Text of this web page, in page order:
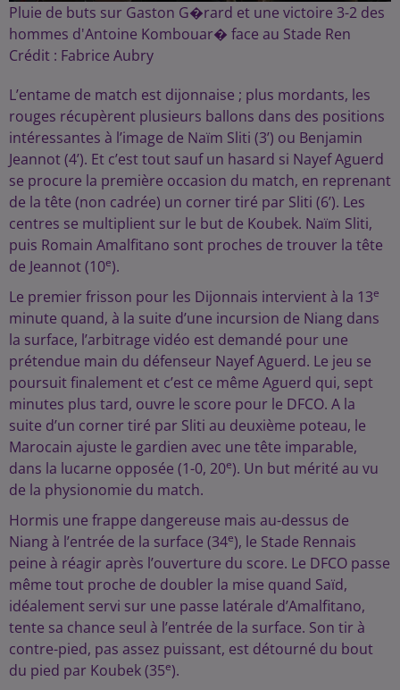
Pluie de buts sur Gaston G�rard et une victoire 3-2 des
hommes d'Antoine Kombouar� face au Stade Ren
Crédit : Fabrice Aubry
L’entame de match est dijonnaise ; plus mordants, les
rouges récupèrent plusieurs ballons dans des positions
intéressantes à l’image de Naïm Sliti (3’) ou Benjamin
Jeannot (4’). Et c’est tout sauf un hasard si Nayef Aguerd
se procure la première occasion du match, en reprenant
de la tête (non cadrée) un corner tiré par Sliti (6’). Les
centres se multiplient sur le but de Koubek. Naïm Sliti,
puis Romain Amalfitano sont proches de trouver la tête
de Jeannot (10e).
Le premier frisson pour les Dijonnais intervient à la 13e
minute quand, à la suite d’une incursion de Niang dans
la surface, l’arbitrage vidéo est demandé pour une
prétendue main du défenseur Nayef Aguerd. Le jeu se
poursuit finalement et c’est ce même Aguerd qui, sept
minutes plus tard, ouvre le score pour le DFCO. A la
suite d’un corner tiré par Sliti au deuxième poteau, le
Marocain ajuste le gardien avec une tête imparable,
dans la lucarne opposée (1-0, 20e). Un but mérité au vu
de la physionomie du match.
Hormis une frappe dangereuse mais au-dessus de
Niang à l’entrée de la surface (34e), le Stade Rennais
peine à réagir après l’ouverture du score. Le DFCO passe
même tout proche de doubler la mise quand Saïd,
idéalement servi sur une passe latérale d’Amalfitano,
tente sa chance seul à l’entrée de la surface. Son tir à
contre-pied, pas assez puissant, est détourné du bout
du pied par Koubek (35e).